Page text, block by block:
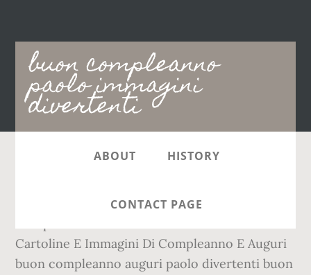
buon compleanno
paolo immagini
divertenti
Main
navigation
ABOUT HISTORY
CONTACT PAGE
Compleanno Paolo Auguri Di Buon
Cartoline E Immagini Di Compleanno E Auguri
buon compleanno auguri paolo divertenti buon